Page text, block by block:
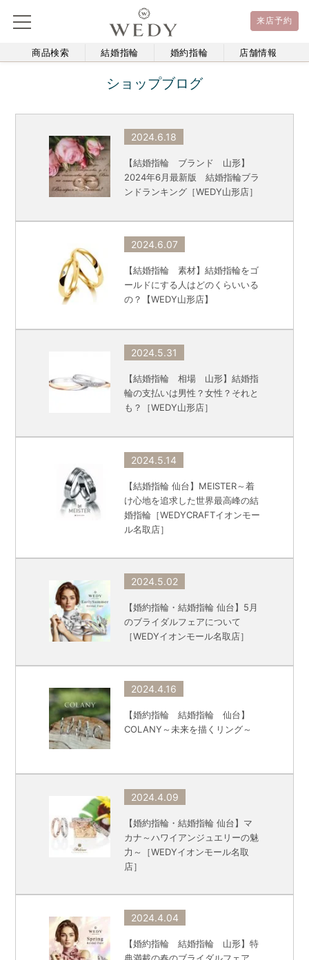
来店予約
商品検索 結婚指輪 婚約指輪 店舗情報
ショップブログ
2024.6.18
【結婚指輪 ブランド 山形】
2024年6月最新版 結婚指輪ブラ
ンドランキング［WEDY山形店］
2024.6.07
【結婚指輪 素材】結婚指輪をゴ
ールドにする人はどのくらいいる
の？【WEDY山形店】
2024.5.31
【結婚指輪 相場 山形】結婚指
輪の支払いは男性？女性？それと
も？［WEDY山形店］
2024.5.14
【結婚指輪 仙台】MEISTER～着
け心地を追求した世界最高峰の結
婚指輪［WEDYCRAFTイオンモー
ル名取店］
2024.5.02
【婚約指輪・結婚指輪 仙台】5月
のブライダルフェアについて
［WEDYイオンモール名取店］
2024.4.16
【婚約指輪 結婚指輪 仙台】
COLANY～未来を描くリング～
2024.4.09
【婚約指輪・結婚指輪 仙台】マ
カナ～ハワイアンジュエリーの魅
力～［WEDYイオンモール名取
店］
2024.4.04
【婚約指輪 結婚指輪 山形】特